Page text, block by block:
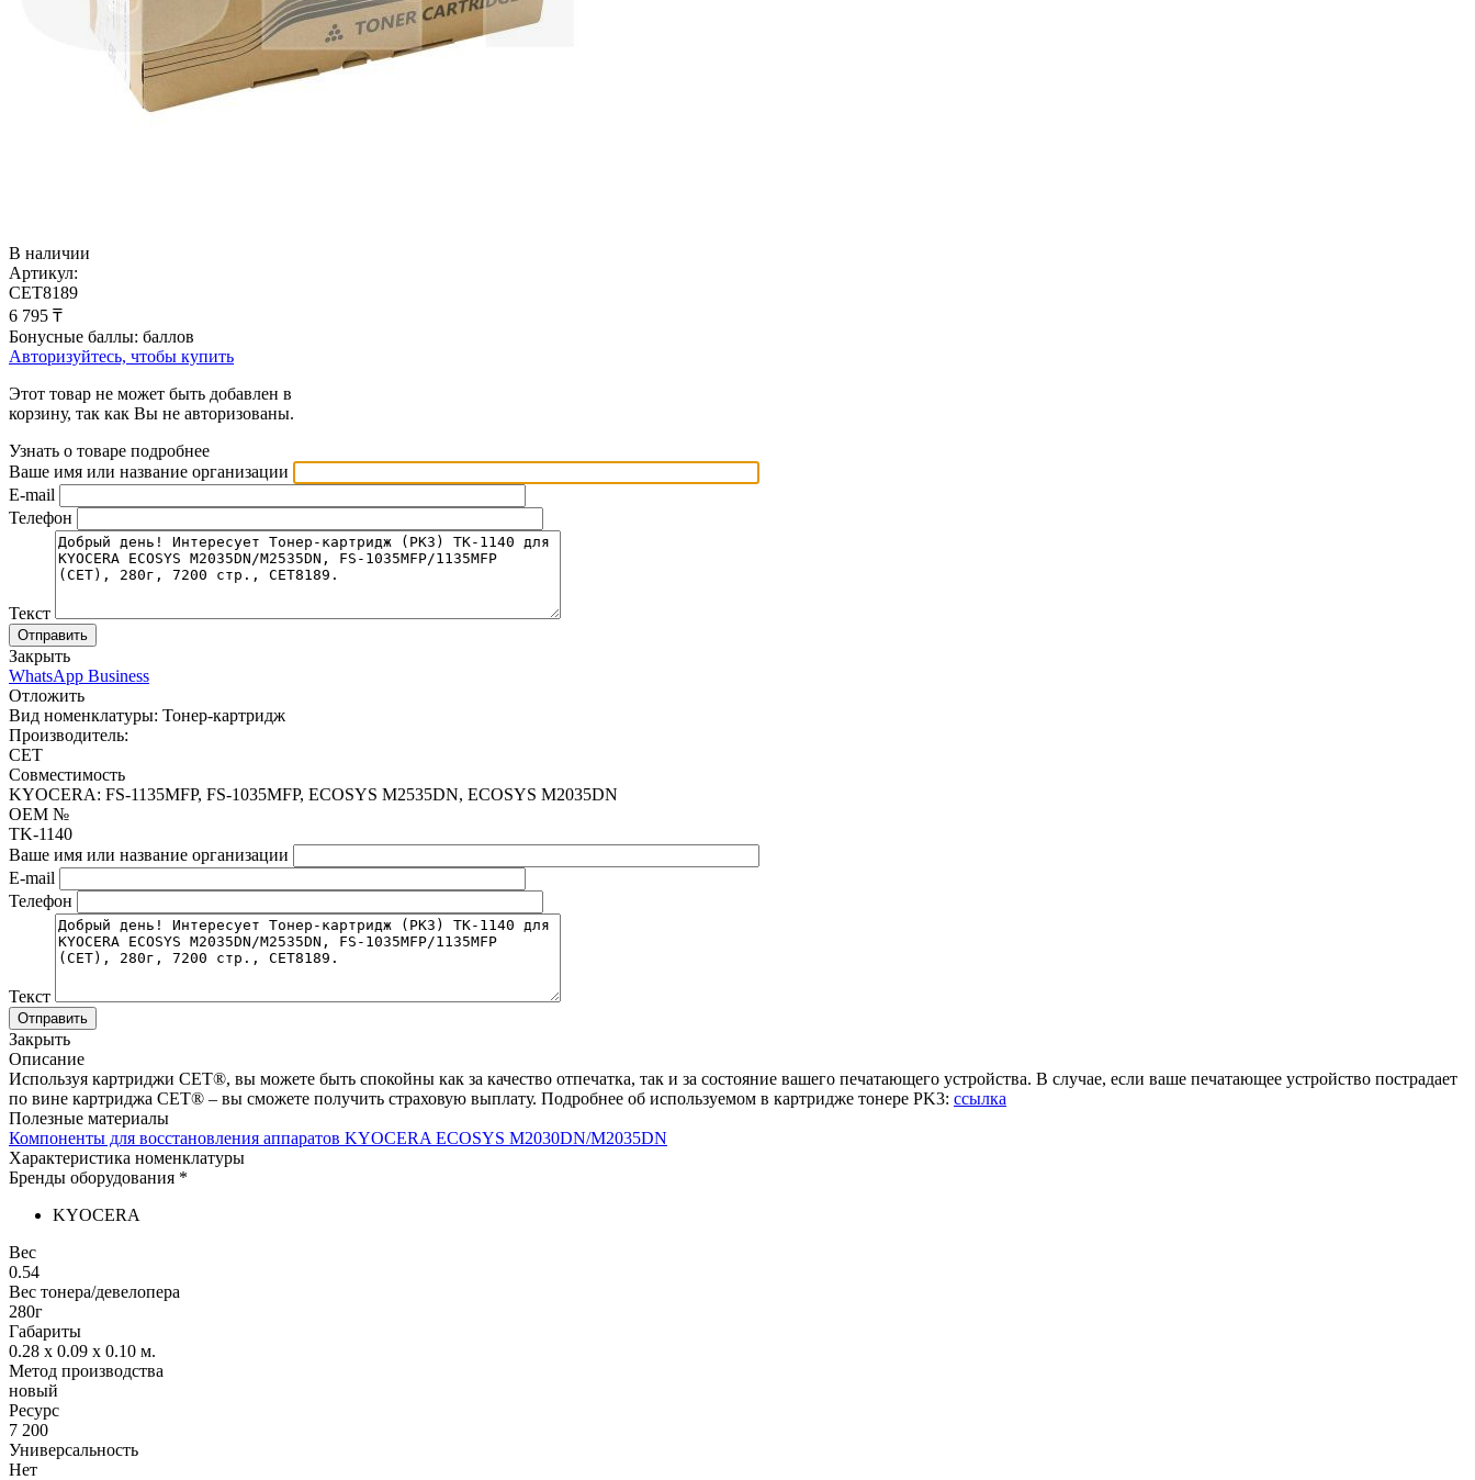
В наличии
Артикул:
CET8189
6 795 ₸
Бонусные баллы: баллов
Авторизуйтесь, чтобы купить
Этот товар не может быть добавлен в
корзину, так как Вы не авторизованы.
Узнать о товаре подробнее
Ваше имя или название организации
E-mail
Телефон
Текст
Отправить
Закрыть
WhatsApp Business
Отложить
Вид номенклатуры: Тонер-картридж
Производитель:
CET
Совместимость
KYOCERA: FS-1135MFP, FS-1035MFP, ECOSYS M2535DN, ECOSYS M2035DN
OEM №
TK-1140
Ваше имя или название организации
E-mail
Телефон
Текст
Отправить
Закрыть
Описание
Используя картриджи СЕТ®, вы можете быть спокойны как за качество отпечатка, так и за состояние вашего печатающего устройства. В случае, если ваше печатающее устройство пострадает
по вине картриджа СЕТ® – вы сможете получить страховую выплату. Подробнее об используемом в картридже тонере PK3: ссылка
Полезные материалы
Компоненты для восстановления аппаратов KYOCERA ECOSYS M2030DN/M2035DN
Характеристика номенклатуры
Бренды оборудования *
KYOCERA
Вес
0.54
Вес тонера/девелопера
280г
Габариты
0.28 x 0.09 x 0.10 м.
Метод производства
новый
Ресурс
7 200
Универсальность
Нет